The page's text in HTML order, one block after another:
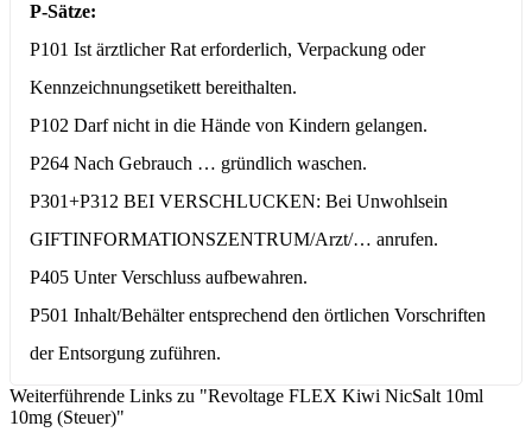
P-Sätze:
P101 Ist ärztlicher Rat erforderlich, Verpackung oder
Kennzeichnungsetikett bereithalten.
P102 Darf nicht in die Hände von Kindern gelangen.
P264 Nach Gebrauch … gründlich waschen.
P301+P312 BEI VERSCHLUCKEN: Bei Unwohlsein
GIFTINFORMATIONSZENTRUM/Arzt/… anrufen.
P405 Unter Verschluss aufbewahren.
P501 Inhalt/Behälter entsprechend den örtlichen Vorschriften
der Entsorgung zuführen.
Weiterführende Links zu "Revoltage FLEX Kiwi NicSalt 10ml
10mg (Steuer)"